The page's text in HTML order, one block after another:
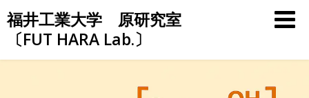
Skip
to
content
福井工業大学 原研究室
〔FUT HARA Lab.〕